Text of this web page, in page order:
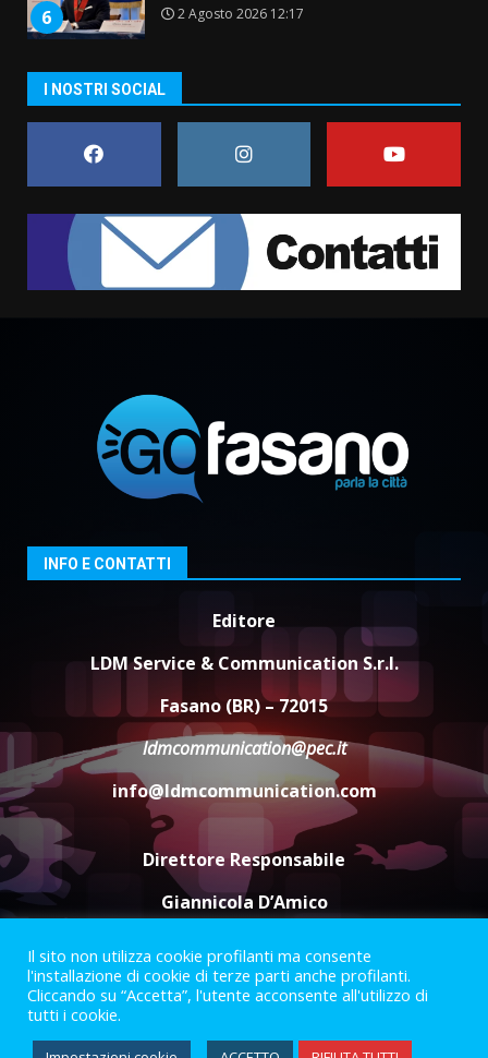
6 2 Agosto 2026 12:17
Il Premio Internazionale Fajano
torna a Savelletri
1
Serie D, l’Us Fasano è escluso
dal campionato
5 Agosto 2026 17:30
5 Agosto 2026 11:03
3
Residenti di Savelletri scrivono
A Savelletri torna la Sagra del
Pesce Spada: appuntamento a
sabato 8 agosto
5 Agosto 2026 06:10
L’abusivismo giornalistico è un
pericolo
3 Agosto 2026 17:22
I NOSTRI SOCIAL
INFO E CONTATTI
Editore
LDM Service & Communication S.r.l.
Fasano (BR) – 72015
ldmcommunication@pec.it
info@ldmcommunication.com
Direttore Responsabile
Giannicola D’Amico
Termini e Condizioni
Privacy Policy
Informazioni Legali
Il sito non utilizza cookie profilanti ma consente
l'installazione di cookie di terze parti anche profilanti.
Cliccando su “Accetta”, l'utente acconsente all'utilizzo di
tutti i cookie.